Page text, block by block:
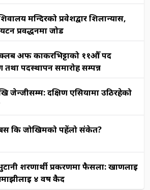
मन्दिरको प्रवेशद्वार शिलान्यास,
प्रवर्द्धनमा जोड
क्लब अफ काकरभिट्टाको ११औँ पद
तथा पदस्थापन समारोह सम्पन्न
जेन्जीसम्म: दक्षिण एसियामा उठिरहेको
बस कि जोखिमको पहेंलो संकेत?
शरणार्थी प्रकरणमा फैसला: खाणलाई
४ वर्ष कैद